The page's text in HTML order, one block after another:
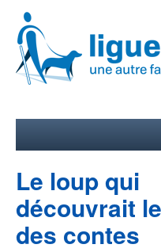
Le loup qui
découvrait
des contes